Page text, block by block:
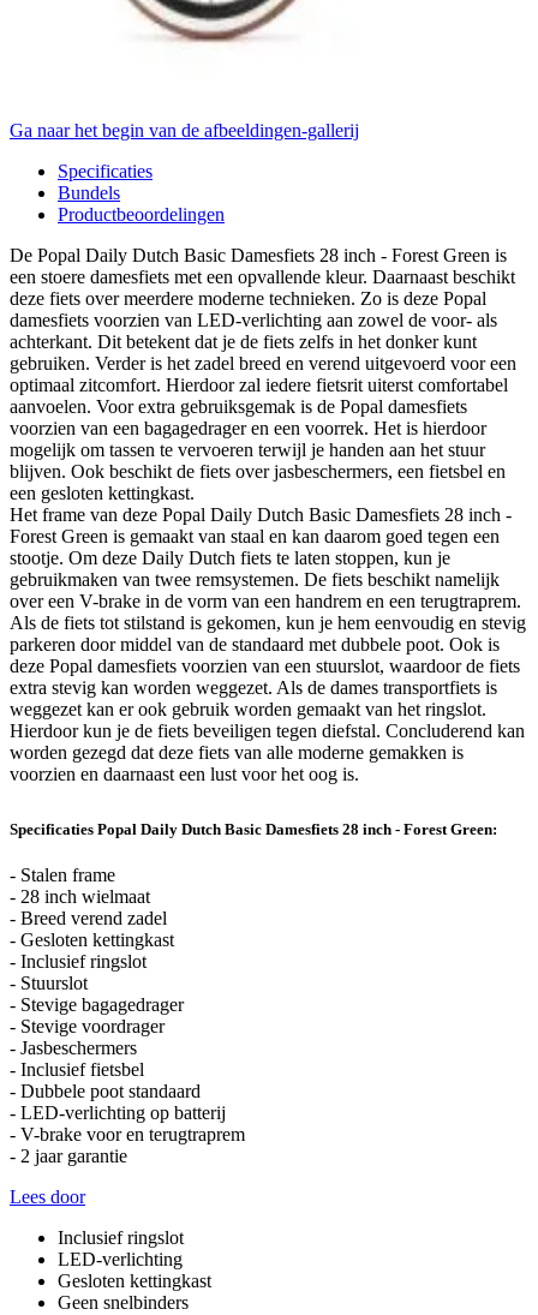
Ga naar het begin van de afbeeldingen-gallerij
Specificaties
Bundels
Productbeoordelingen
De Popal Daily Dutch Basic Damesfiets 28 inch - Forest Green is
een stoere damesfiets met een opvallende kleur. Daarnaast beschikt
deze fiets over meerdere moderne technieken. Zo is deze Popal
damesfiets voorzien van LED-verlichting aan zowel de voor- als
achterkant. Dit betekent dat je de fiets zelfs in het donker kunt
gebruiken. Verder is het zadel breed en verend uitgevoerd voor een
optimaal zitcomfort. Hierdoor zal iedere fietsrit uiterst comfortabel
aanvoelen. Voor extra gebruiksgemak is de Popal damesfiets
voorzien van een bagagedrager en een voorrek. Het is hierdoor
mogelijk om tassen te vervoeren terwijl je handen aan het stuur
blijven. Ook beschikt de fiets over jasbeschermers, een fietsbel en
een gesloten kettingkast.
Het frame van deze Popal Daily Dutch Basic Damesfiets 28 inch -
Forest Green is gemaakt van staal en kan daarom goed tegen een
stootje. Om deze Daily Dutch fiets te laten stoppen, kun je
gebruikmaken van twee remsystemen. De fiets beschikt namelijk
over een V-brake in de vorm van een handrem en een terugtraprem.
Als de fiets tot stilstand is gekomen, kun je hem eenvoudig en stevig
parkeren door middel van de standaard met dubbele poot. Ook is
deze Popal damesfiets voorzien van een stuurslot, waardoor de fiets
extra stevig kan worden weggezet. Als de dames transportfiets is
weggezet kan er ook gebruik worden gemaakt van het ringslot.
Hierdoor kun je de fiets beveiligen tegen diefstal. Concluderend kan
worden gezegd dat deze fiets van alle moderne gemakken is
voorzien en daarnaast een lust voor het oog is.
Specificaties Popal Daily Dutch Basic Damesfiets 28 inch - Forest Green:
- Stalen frame
- 28 inch wielmaat
- Breed verend zadel
- Gesloten kettingkast
- Inclusief ringslot
- Stuurslot
- Stevige bagagedrager
- Stevige voordrager
- Jasbeschermers
- Inclusief fietsbel
- Dubbele poot standaard
- LED-verlichting op batterij
- V-brake voor en terugtraprem
- 2 jaar garantie
Lees door
Inclusief ringslot
LED-verlichting
Gesloten kettingkast
Geen snelbinders